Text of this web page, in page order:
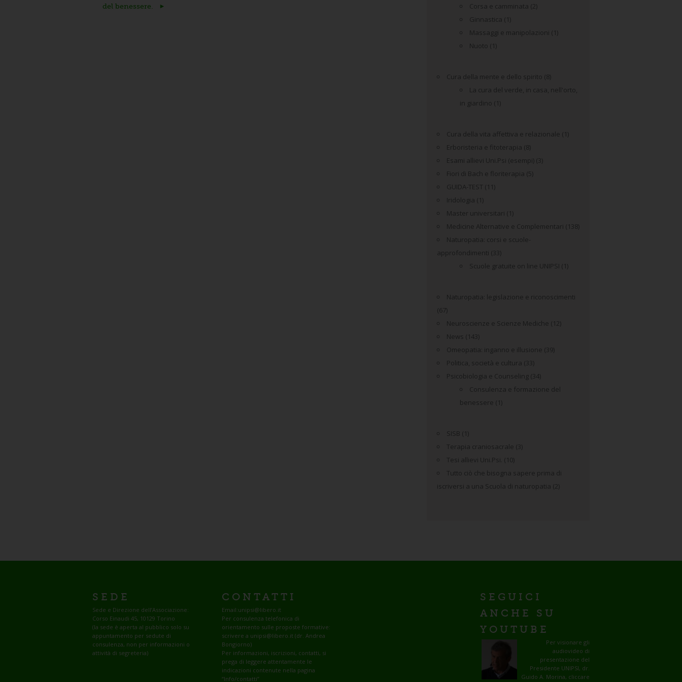
del benessere.
Corsa e camminata (2)
Ginnastica (1)
Massaggi e manipolazioni (1)
Nuoto (1)
Cura della mente e dello spirito (8)
La cura del verde, in casa, nell'orto,
in giardino (1)
Cura della vita affettiva e relazionale (1)
Erboristeria e fitoterapia (8)
Esami allievi Uni.Psi (esempi) (3)
Fiori di Bach e floriterapia (5)
GUIDA-TEST (11)
Iridologia (1)
Master universitari (1)
Medicine Alternative e Complementari (138)
Naturopatia: corsi e scuole-
approfondimenti (33)
Scuole gratuite on line UNIPSI (1)
Naturopatia: legislazione e riconoscimenti
(67)
Neuroscienze e Scienze Mediche (12)
News (143)
Omeopatia: inganno e illusione (39)
Politica, società e cultura (33)
Psicobiologia e Counseling (34)
Consulenza e formazione del
benessere (1)
SISB (1)
Terapia craniosacrale (3)
Tesi allievi Uni.Psi. (10)
Tutto ciò che bisogna sapere prima di
iscriversi a una Scuola di naturopatia (2)
SEDE
Sede e Direzione dell’Associazione:
Corso Einaudi 45, 10129 Torino
(la sede è aperta al pubblico solo su
appuntamento per sedute di
consulenza, non per informazioni o
attività di segreteria)
CONTATTI
Email:unipsi@libero.it
Per consulenza telefonica di
orientamento sulle proposte formative:
scrivere a unipsi@libero.it (dr. Andrea
Bongiorno)
Per informazioni, iscrizioni, contatti, si
prega di leggere attentamente le
indicazioni contenute nella pagina
“Info/contatti”
SEGUICI
ANCHE SU
YOUTUBE
Per visionare gli
audiovideo di
presentazione del
Presidente UNIPSI, dr.
Guido A. Morina, cliccare